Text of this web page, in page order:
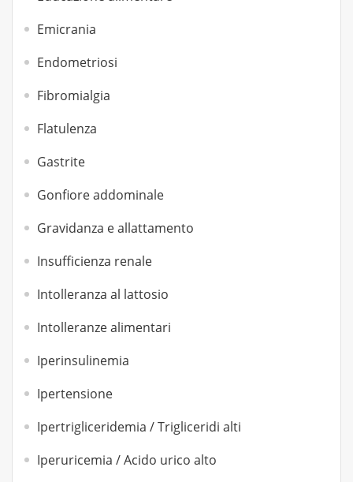
Emicrania
Endometriosi
Fibromialgia
Flatulenza
Gastrite
Gonfiore addominale
Gravidanza e allattamento
Insufficienza renale
Intolleranza al lattosio
Intolleranze alimentari
Iperinsulinemia
Ipertensione
Ipertrigliceridemia / Trigliceridi alti
Iperuricemia / Acido urico alto